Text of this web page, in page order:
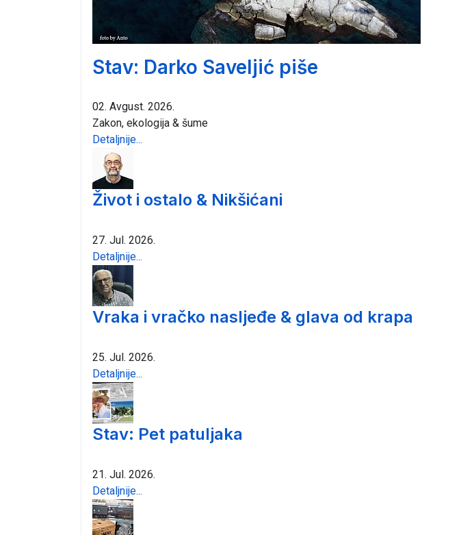
Stav: Darko Saveljić piše
02. Avgust. 2026.
Zakon, ekologija & šume
Detaljnije...
Život i ostalo & Nikšićani
27. Jul. 2026.
Detaljnije...
Vraka i vračko nasljeđe & glava od krapa
25. Jul. 2026.
Detaljnije...
Stav: Pet patuljaka
21. Jul. 2026.
Detaljnije...